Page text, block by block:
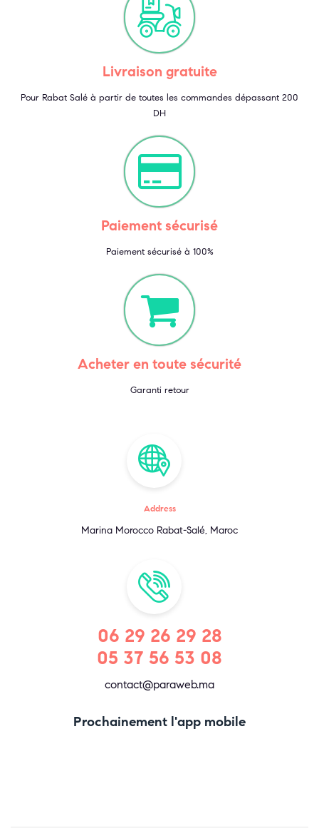
Livraison gratuite
Pour Rabat Salé à partir de toutes les commandes dépassant 200
DH
Paiement sécurisé
Paiement sécurisé à 100%
Acheter en toute sécurité
Garanti retour
Address
Marina Morocco Rabat-Salé, Maroc
06 29 26 29 28
05 37 56 53 08
contact@paraweb.ma
Prochainement l'app mobile